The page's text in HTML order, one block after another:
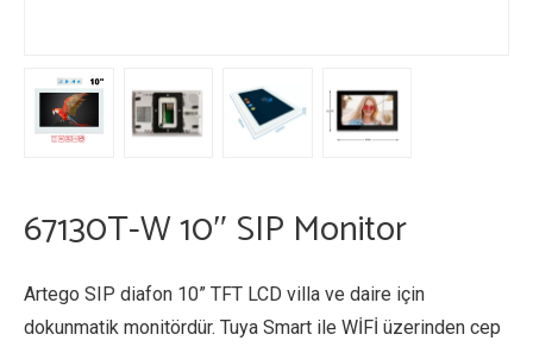
67130T-W 10″ SIP Monitor
Artego SIP diafon 10” TFT LCD villa ve daire için
dokunmatik monitördür. Tuya Smart ile WİFİ üzerinden cep